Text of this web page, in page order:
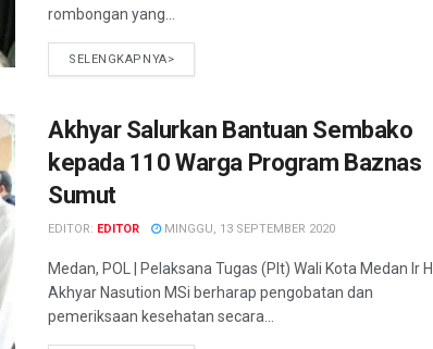
rombongan yang...
SELENGKAPNYA>
Akhyar Salurkan Bantuan Sembako
kepada 110 Warga Program Baznas
Sumut
EDITOR: EDITOR MINGGU, 13 SEPTEMBER 2020
Medan, POL | Pelaksana Tugas (Plt) Wali Kota Medan Ir H
Akhyar Nasution MSi berharap pengobatan dan
pemeriksaan kesehatan secara...